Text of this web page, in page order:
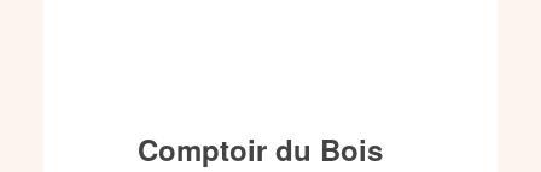
Comptoir du Bois